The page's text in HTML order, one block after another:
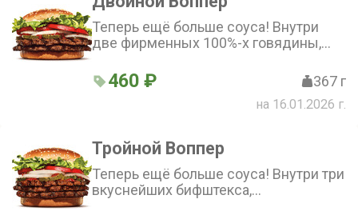
Теперь ещё больше соуса! Внутри
две фирменных 100%-х говядины,
томатами, свежим салатом Айсберг,
густой порцией майонеза,
хрустящими маринованными
нежной булочке с кунжутом.
460 ₽ 367 г
на 16.01.2026 г.
Тройной Воппер
Теперь ещё больше соуса! Внутри три
вкуснейших бифштекса,